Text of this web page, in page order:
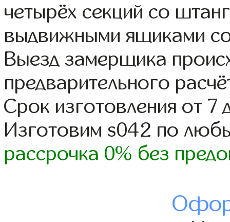
четырёх секций со
выдвижными ящиками
Выезд замерщика
предварительного
Срок изготовления от 7
Изготовим s042 по
рассрочка 0% без